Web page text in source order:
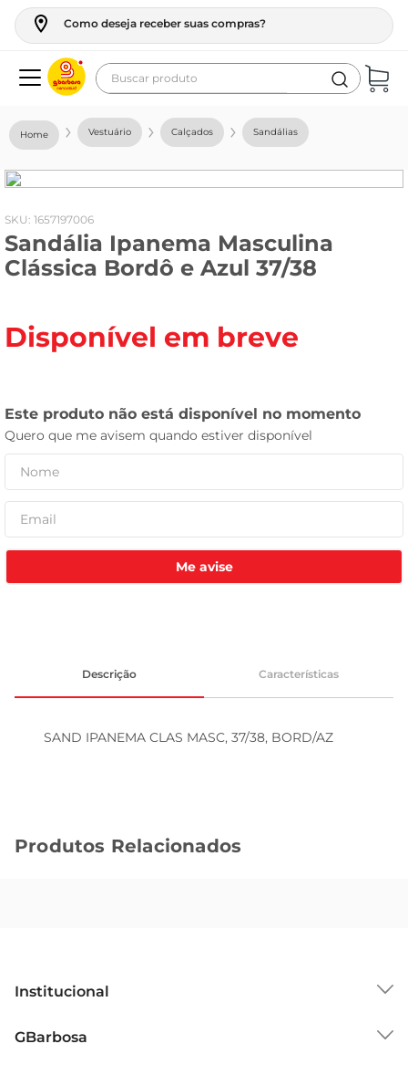
Como deseja receber suas compras?
Buscar produto
Vestuário Calçados Sandálias
: 1657197006
Sandália Ipanema Masculina
Clássica Bordô e Azul 37/38
Disponível em breve
Me avise
Descrição Características
SAND IPANEMA CLAS MASC, 37/38, BORD/AZ
Produtos Relacionados
Institucional
Grupo Cencosud
GBarbosa
geladeira
fogao
café
cerveja
leite
celular